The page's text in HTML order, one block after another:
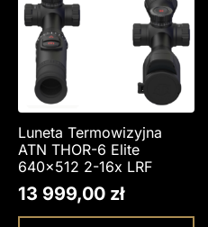
Luneta Termowizyjna
ATN THOR-6 Elite
640×512 2-16x LRF
13 999,00 zł